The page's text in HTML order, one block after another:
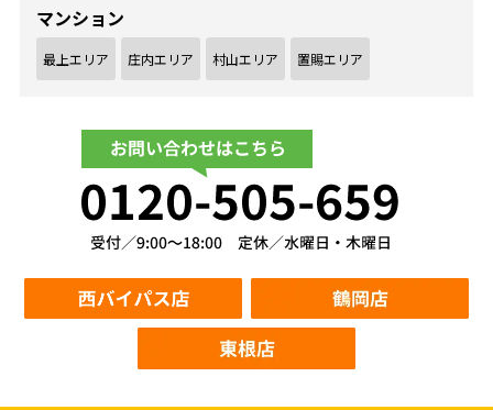
マンション
最上エリア 庄内エリア 村山エリア 置賜エリア